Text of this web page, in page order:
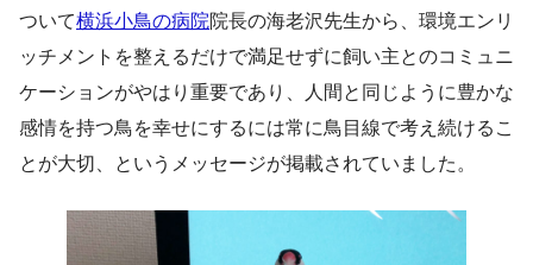
ついて横浜小鳥の病院院長の海老沢先生から、環境エンリ
ッチメントを整えるだけで満足せずに飼い主とのコミュニ
ケーションがやはり重要であり、人間と同じように豊かな
感情を持つ鳥を幸せにするには常に鳥目線で考え続けるこ
とが大切、というメッセージが掲載されていました。